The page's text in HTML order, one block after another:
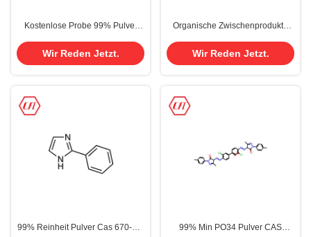
Kostenlose Probe 99% Pulver
auf Lager
Wir Reden Jetzt.
Organische Zwischenprodukte
Ethylimidazol/1-Ethylimidazol
Cas 7098-07-9
Wir Reden Jetzt.
99% Reinheit Pulver Cas 670-96-
99% Min PO34 Pulver CAS